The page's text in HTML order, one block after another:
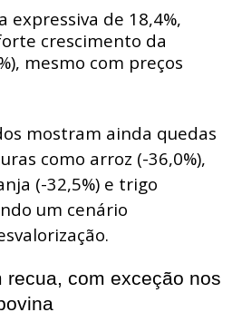
expressiva de 18,4%,
crescimento da
mesmo com preços
mostram ainda quedas
como arroz (-36,0%),
(-32,5%) e trigo
um cenário
recua, com exceção nos